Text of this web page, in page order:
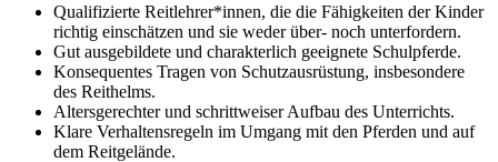
Qualifizierte Reitlehrer*innen, die die Fähigkeiten der Kinder
richtig einschätzen und sie weder über- noch unterfordern.
Gut ausgebildete und charakterlich geeignete Schulpferde.
Konsequentes Tragen von Schutzausrüstung, insbesondere
des Reithelms.
Altersgerechter und schrittweiser Aufbau des Unterrichts.
Klare Verhaltensregeln im Umgang mit den Pferden und auf
dem Reitgelände.